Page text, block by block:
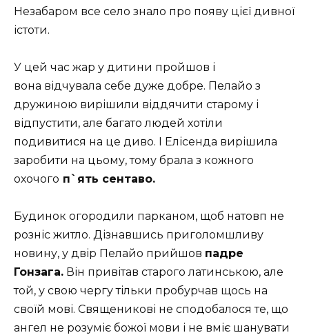
Незабаром все село знало про появу цієї дивної
істоти.
У цей час жар у дитини пройшов і
вона відчувала себе дуже добре. Пелайо з
дружиною вирішили віддячити старому і
відпустити, але багато людей хотіли
подивитися на це диво. І Елісенда вирішила
заробити на цьому, тому брала з кожного
охочого п`ять сентаво.
Будинок огородили парканом, щоб натовп не
розніс житло. Дізнавшись приголомшливу
новину, у двір Пелайо прийшов падре
Гонзага. Він привітав старого латинською, але
той, у свою чергу тільки пробурчав щось на
своїй мові. Священикові не сподобалося те, що
ангел не розуміє божої мови і не вміє шанувати